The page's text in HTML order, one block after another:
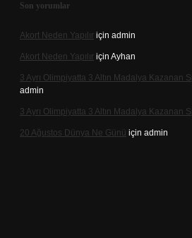
Son yorumlar
Akort Neden Yapılır için admin
Akort Neden Yapılır için Ayhan
3 Ayrı Olimpiyatta 3 Altın Madalya Kazanan
admin
3 Ayrı Olimpiyatta 3 Altın Madalya Kazanan
20 Ağustos Dünya Ne Günü için admin